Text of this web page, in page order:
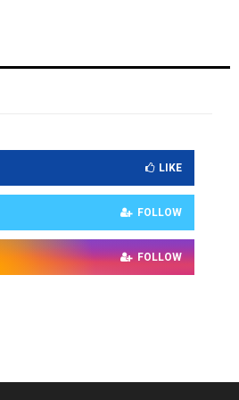
LIKE
FOLLOW
FOLLOW